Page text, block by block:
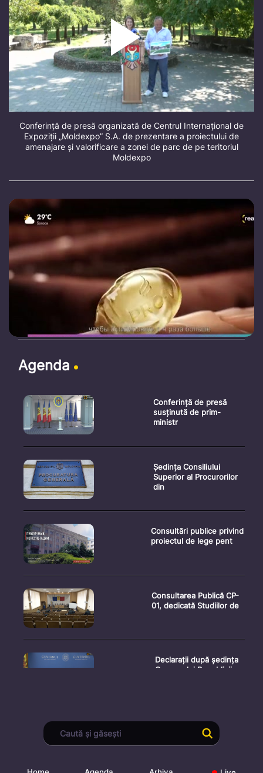
Conferință de presă organizată de Centrul Internațional de
Expoziții „Moldexpo” S.A. de prezentare a proiectului de
amenajare și valorificare a zonei de parc de pe teritoriul
Moldexpo
Agenda
Conferință de presă
susținută de prim-
ministr
Ședința Consiliului
Superior al Procurorilor
din
Consultări publice privind
proiectul de lege pent
Consultarea Publică CP-
01, dedicată Studiilor de
Declarații după ședința
Guvernului Republicii
Ședința Guvernului
Republicii Moldova din 5
augu